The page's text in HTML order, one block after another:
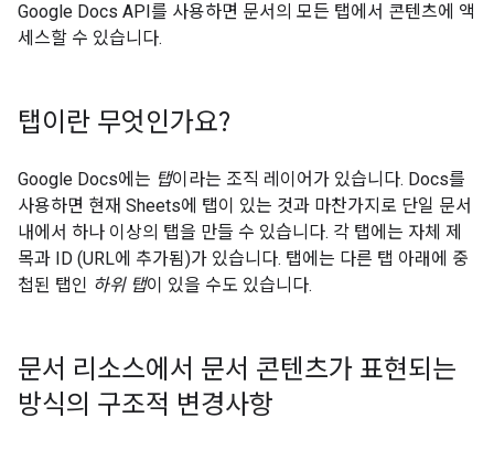
Google Docs API를 사용하면 문서의 모든 탭에서 콘텐츠에 액
세스할 수 있습니다.
탭이란 무엇인가요?
Google Docs에는 탭이라는 조직 레이어가 있습니다. Docs를
사용하면 현재 Sheets에 탭이 있는 것과 마찬가지로 단일 문서
내에서 하나 이상의 탭을 만들 수 있습니다. 각 탭에는 자체 제
목과 ID (URL에 추가됨)가 있습니다. 탭에는 다른 탭 아래에 중
첩된 탭인 하위 탭이 있을 수도 있습니다.
문서 리소스에서 문서 콘텐츠가 표현되는
방식의 구조적 변경사항